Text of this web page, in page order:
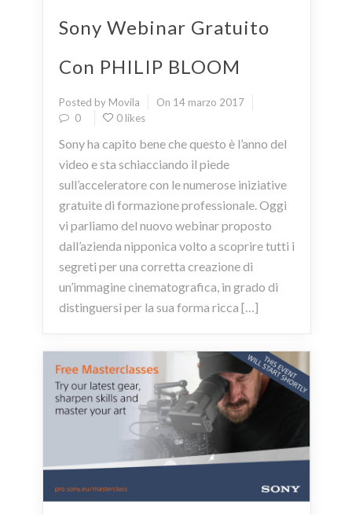
Sony Webinar Gratuito
Con PHILIP BLOOM
Posted by Movila
On 14 marzo 2017
0
0 likes
Sony ha capito bene che questo è l’anno del
video e sta schiacciando il piede
sull’acceleratore con le numerose iniziative
gratuite di formazione professionale. Oggi
vi parliamo del nuovo webinar proposto
dall’azienda nipponica volto a scoprire tutti i
segreti per una corretta creazione di
un’immagine cinematografica, in grado di
distinguersi per la sua forma ricca […]